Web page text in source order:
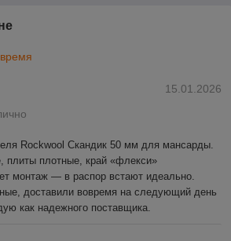
15.01.2026
Rockwool Скандик 50 мм для мансарды.
плиты плотные, край «флекси»
монтаж — в распор встают идеально.
доставили вовремя на следующий день
как надежного поставщика.